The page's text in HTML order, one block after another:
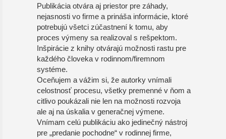
Publikácia otvára aj priestor pre záhady,
nejasnosti vo firme a prináša informácie, ktoré
potrebujú všetci zúčastnení k tomu, aby
proces výmeny sa realizoval s rešpektom.
Inšpirácie z knihy otvárajú možnosti rastu pre
každého človeka v rodinnom/firemnom
systéme.
Oceňujem a vážim si, že autorky vnímali
celostnosť procesu, všetky premenné v ňom a
citlivo poukázali nie len na možnosti rozvoja
ale aj na úskalia v generačnej výmene.
Vnímam celú publikáciu ako jedinečný nástroj
pre „predanie pochodne“ v rodinnej firme,